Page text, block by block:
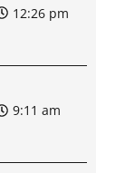
12:26 pm
9:11 am